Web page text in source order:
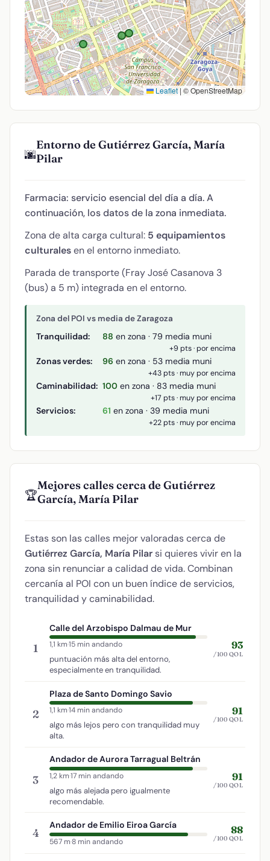
Leaflet| © OpenStreetMap
🌆
Entorno de Gutiérrez García, María
Pilar
Farmacia: servicio esencial del día a día. A
continuación, los datos de la zona inmediata.
Zona de alta carga cultural: 5 equipamientos
culturalesen el entorno inmediato.
Parada de transporte (Fray José Casanova 3
(bus) a 5 m) integrada en el entorno.
Zona del POI vs media de Zaragoza
Tranquilidad: 88 en zona · 79 media muni
+9 pts · por encima
Zonas verdes: 96 en zona · 53 media muni
+43 pts · muy por encima
Caminabilidad: 100 en zona · 83 media muni
+17 pts · muy por encima
Servicios: 61 en zona · 39 media muni
+22 pts · muy por encima
🏆
Mejores calles cerca de Gutiérrez
García, María Pilar
Estas son las calles mejor valoradas cerca de
Gutiérrez García, María Pilar si quieres vivir en la
zona sin renunciar a calidad de vida. Combinan
cercanía al POI con un buen índice de servicios,
tranquilidad y caminabilidad.
1
Calle del Arzobispo Dalmau de Mur
1,1 km·15 min andando
puntuación más alta del entorno,
especialmente en tranquilidad.
93
/100 QOL
2
Plaza de Santo Domingo Savio
1,1 km·14 min andando
algo más lejos pero con tranquilidad muy
alta.
91
/100 QOL
3
Andador de Aurora Tarragual Beltrán
1,2 km·17 min andando
algo más alejada pero igualmente
recomendable.
91
/100 QOL
4
Andador de Emilio Eiroa García
567 m·8 min andando
88
/100 QOL